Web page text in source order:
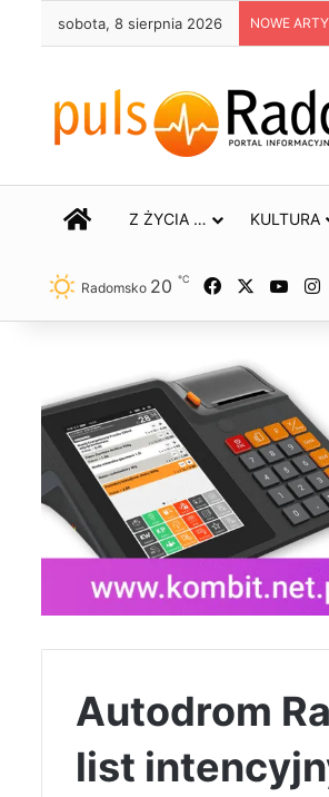
sobota, 8 sierpnia 2026 NOWE
STRONA GŁÓWNA
Z ŻYCIA … KULTURA
Radomsko 20 ℃ Facebook
Autodrom
list